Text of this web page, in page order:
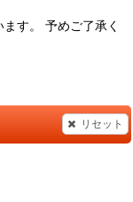
す。 予めご了承く
リセット